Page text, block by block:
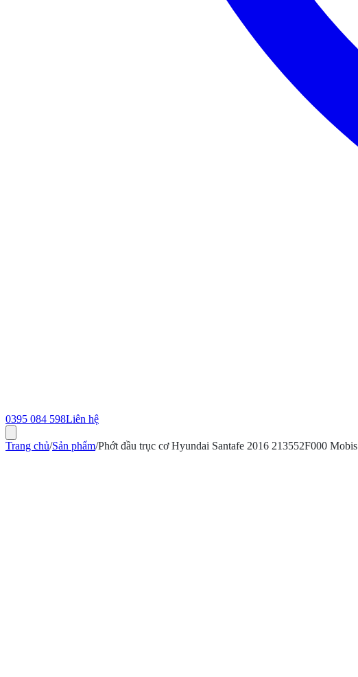
0395 084 598Liên hệ
Trang chủ/Sản phẩm/Phớt đầu trục cơ Hyundai Santafe 2016 213552F000 Mobis